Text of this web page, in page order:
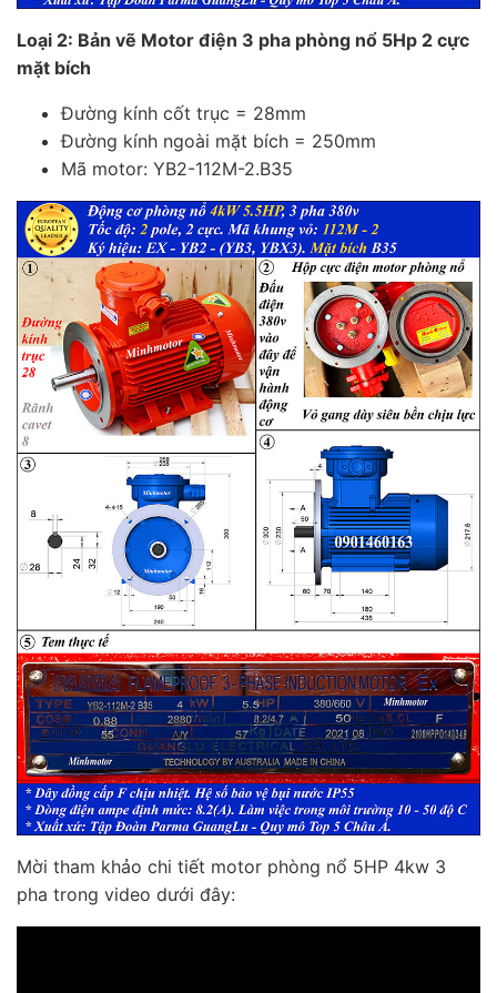
Loại 2: Bản vẽ Motor điện 3 pha phòng nổ 5Hp 2 cực
mặt bích
Đường kính cốt trục = 28mm
Đường kính ngoài mặt bích = 250mm
Mã motor: YB2-112M-2.B35
Mời tham khảo chi tiết motor phòng nổ 5HP 4kw 3
pha trong video dưới đây: